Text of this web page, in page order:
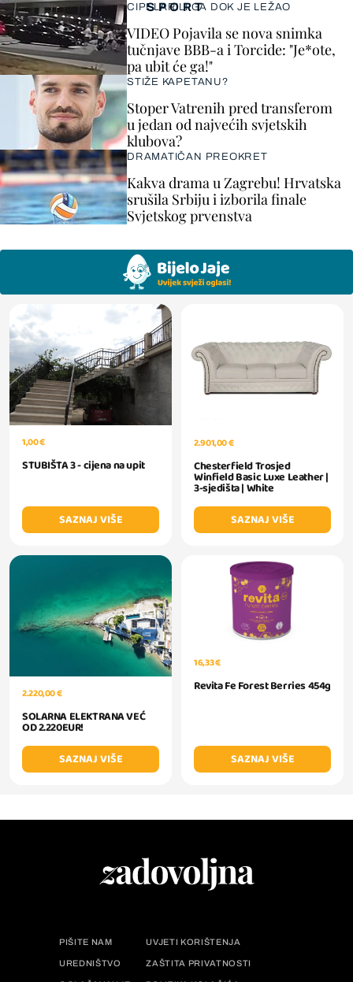
SPORT
CIPELARILI GA DOK JE LEŽAO
VIDEO Pojavila se nova snimka
tučnjave BBB-a i Torcide: "Je*ote,
pa ubit će ga!"
STIŽE KAPETANU?
Stoper Vatrenih pred transferom
u jedan od najvećih svjetskih
klubova?
DRAMATIČAN PREOKRET
Kakva drama u Zagrebu! Hrvatska
srušila Srbiju i izborila finale
Svjetskog prvenstva
1,00 €
STUBIŠTA 3 - cijena na upit
SAZNAJ VIŠE
2.901,00 €
Chesterfield Trosjed
Winfield Basic Luxe Leather |
3-sjedišta | White
SAZNAJ VIŠE
2.220,00 €
SOLARNA ELEKTRANA VEĆ
OD 2.220EUR!
SAZNAJ VIŠE
16,33 €
Revita Fe Forest Berries 454g
SAZNAJ VIŠE
PIŠITE NAM UVJETI KORIŠTENJA
UREDNIŠTVO ZAŠTITA PRIVATNOSTI